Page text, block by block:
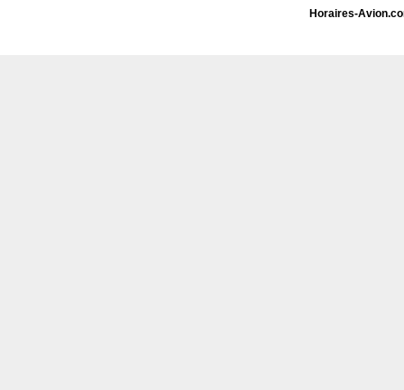
Horaires-